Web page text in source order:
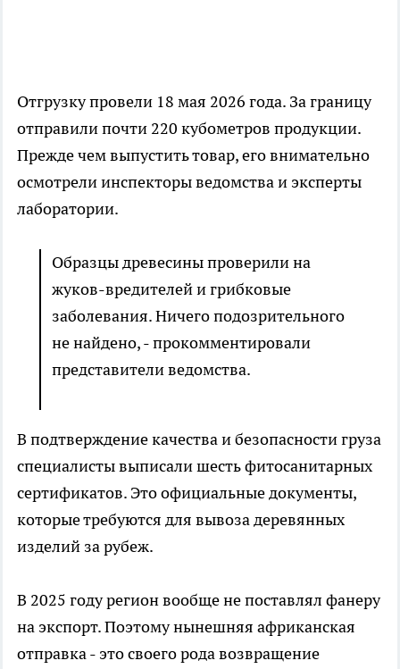
Отгрузку провели 18 мая 2026 года. За границу
отправили почти 220 кубометров продукции.
Прежде чем выпустить товар, его внимательно
осмотрели инспекторы ведомства и эксперты
лаборатории.
Образцы древесины проверили на
жуков-вредителей и грибковые
заболевания. Ничего подозрительного
не найдено, - прокомментировали
представители ведомства.
В подтверждение качества и безопасности груза
специалисты выписали шесть фитосанитарных
сертификатов. Это официальные документы,
которые требуются для вывоза деревянных
изделий за рубеж.
В 2025 году регион вообще не поставлял фанеру
на экспорт. Поэтому нынешняя африканская
отправка - это своего рода возвращение